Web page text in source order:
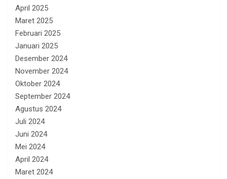
April 2025
Maret 2025
Februari 2025
Januari 2025
Desember 2024
November 2024
Oktober 2024
September 2024
Agustus 2024
Juli 2024
Juni 2024
Mei 2024
April 2024
Maret 2024